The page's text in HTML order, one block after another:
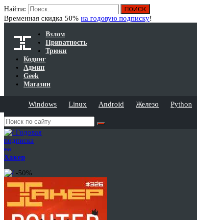
Найти:
Временная скидка 50% на годовую подписку!
Взлом
Приватность
Трюки
Кодинг
Админ
Geek
Магазин
Windows Linux Android Железо Python
Годовая
подписка
на
Хакер
-50%